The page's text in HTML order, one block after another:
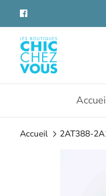
Aller
contenu
Accueil 2AT388-